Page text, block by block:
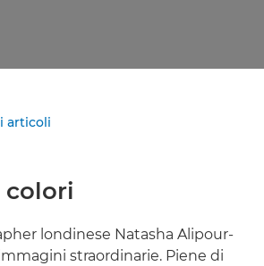
articoli
colori
londinese Natasha Alipour-
straordinarie. Piene di